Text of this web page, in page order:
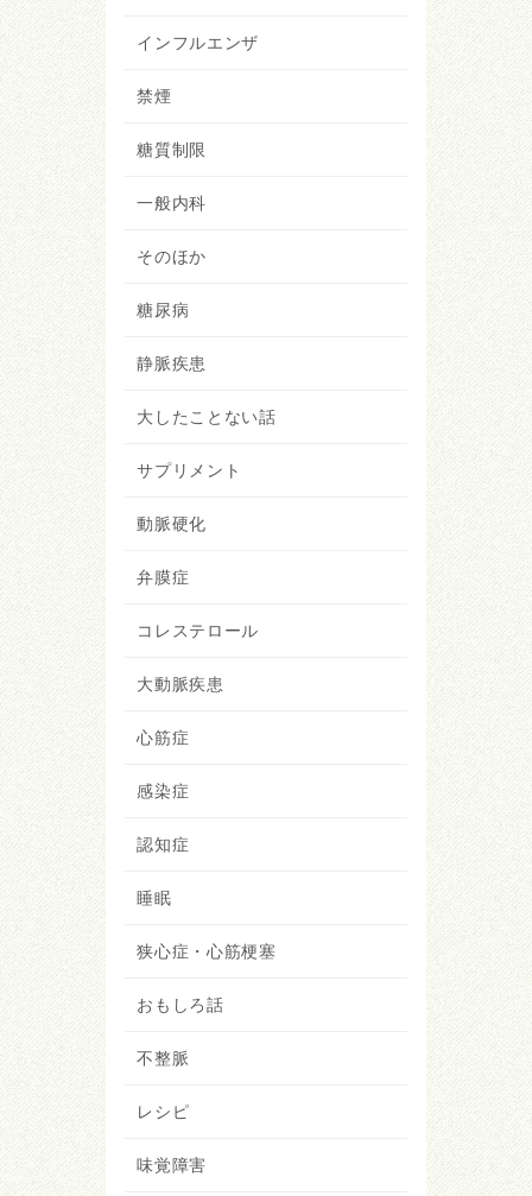
インフルエンザ
禁煙
糖質制限
一般内科
そのほか
糖尿病
静脈疾患
大したことない話
サプリメント
動脈硬化
弁膜症
コレステロール
大動脈疾患
心筋症
感染症
認知症
睡眠
狭心症・心筋梗塞
おもしろ話
不整脈
レシピ
味覚障害